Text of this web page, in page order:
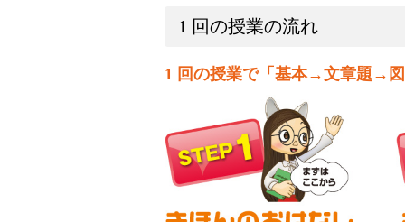
1 回の授業の流れ
1 回の授業で「基本→文章題→